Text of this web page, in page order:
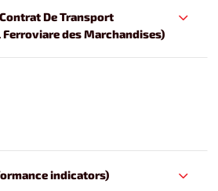
Contrat De Transport
des Marchandises)
indicators)